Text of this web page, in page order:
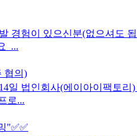
경험이 있으신분(없으셔
...
협의)
일 법인회사(에이아이팩토
로...
"✅✅